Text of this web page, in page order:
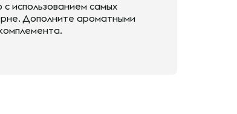
использованием самых
Дополните ароматными